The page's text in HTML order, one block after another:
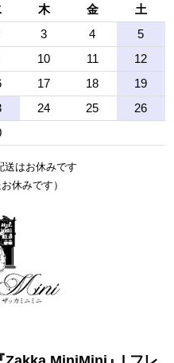
木 金
土
3 4
5
10 11
12
17 18
19
24 25
26
送はお休みです
休みです）